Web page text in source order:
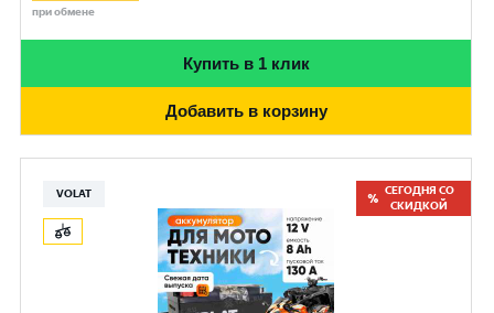
при обмене
Купить в 1 клик
Добавить в корзину
VOLAT
СЕГОДНЯ СО
СКИДКОЙ